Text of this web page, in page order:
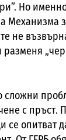
Но
Механизма
не
разменя
сложни
с пръст.
опитват